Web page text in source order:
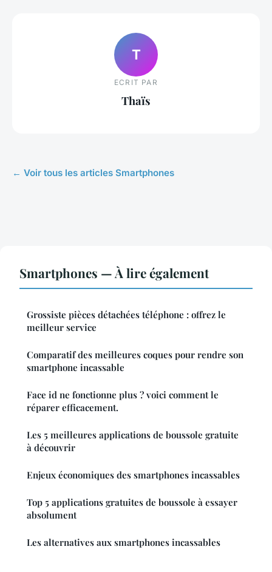
T
ECRIT PAR
Thaïs
← Voir tous les articles Smartphones
Smartphones — À lire également
Grossiste pièces détachées téléphone : offrez le
meilleur service
Comparatif des meilleures coques pour rendre son
smartphone incassable
Face id ne fonctionne plus ? voici comment le
réparer efficacement.
Les 5 meilleures applications de boussole gratuite
à découvrir
Enjeux économiques des smartphones incassables
Top 5 applications gratuites de boussole à essayer
absolument
Les alternatives aux smartphones incassables